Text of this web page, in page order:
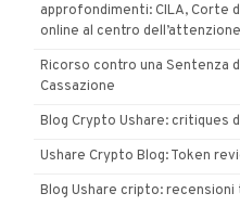
approfondimenti: CILA, Corte
online al centro
Ricorso contro una Sentenza
Cassazione
Blog Crypto Ushare: critiques
Ushare Crypto Blog: Token
Blog Ushare cripto: recensioni